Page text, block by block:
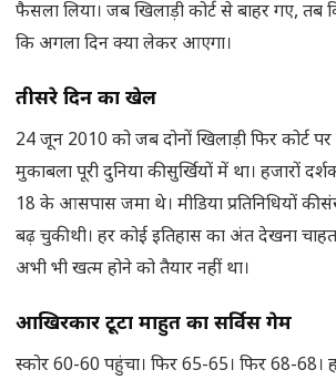
फैसला लिया। जब खिलाड़ी कोर्ट से बाहर गए, तब
कि अगला दिन क्या लेकर आएगा।
तीसरे दिन का खेल
24 जून 2010 को जब दोनों खिलाड़ी फिर कोर्ट
मुकाबला पूरी दुनिया की सुर्खियों में था। हजारों
18 के आसपास जमा थे। मीडिया प्रतिनिधियों
बढ़ चुकी थी। हर कोई इतिहास का अंत देखना
अभी भी खत्म होने को तैयार नहीं था।
आखिरकार टूटा माहुत का सर्विस गेम
स्कोर 60-60 पहुंचा। फिर 65-65। फिर 68-68।